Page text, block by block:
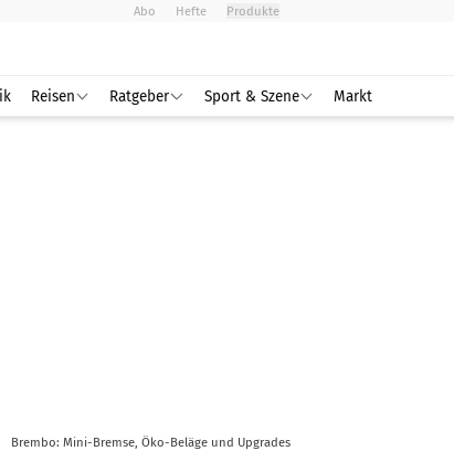
Abo Hefte Produkte
Reisen Ratgeber Sport & Szene Markt
Brembo: Mini-Bremse, Öko-Beläge und Upgrades